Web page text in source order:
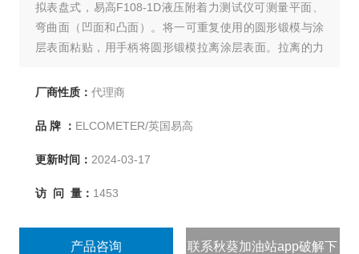
拟表盘式，易高F108-1D液压附着力测试仪可测量平面、
弯曲面（凹面和凸面）。将一可重复使用的圆形锻模与涂
层表面粘贴，用手柄将圆形锻模拉离涂层表面。拉离的力
存在易燃气体），必须选择模拟刻度盘。易高F108-1D罐
厂商性质： 代理商
品 牌 ： ELCOMETER/英国易高
更新时间： 2024-03-17
访 问 量： 1453
产品咨询 联系秋葵加油站app破解下